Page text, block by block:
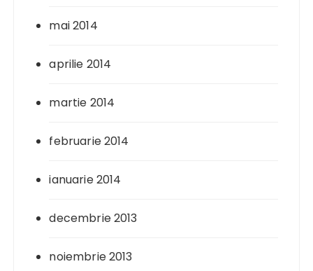
mai 2014
aprilie 2014
martie 2014
februarie 2014
ianuarie 2014
decembrie 2013
noiembrie 2013